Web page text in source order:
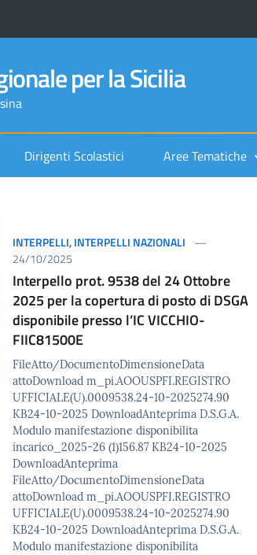
per la Sicilia
Dirigenti Scolastici Aree Tematiche
INTERPELLI,INTERPELLI NAZIONALI
24/10/2025
Interpello prot. 9538 del 24 Ottobre
2025 per la copertura di posto di DSGA
disponibile presso l’IC VICCHIO-
FIIC81500E
FileAtto/DocumentoDimensioneData
attoDownload m_pi.AOOUSPFI.REGISTRO
UFFICIALE(U).0009538.24-10-2025274.90
KB24-10-2025 DownloadAnteprima D.S.G.A.
Modulo manifestazione disponibilita
incarico_2025-26 (1)156.87 KB24-10-2025
DownloadAnteprima
FileAtto/DocumentoDimensioneData
attoDownload m_pi.AOOUSPFI.REGISTRO
UFFICIALE(U).0009538.24-10-2025274.90
KB24-10-2025 DownloadAnteprima D.S.G.A.
Modulo manifestazione disponibilita